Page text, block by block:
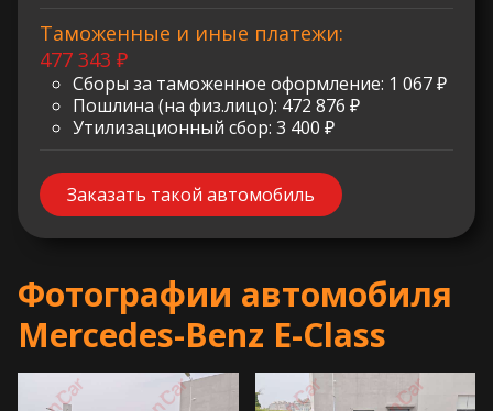
Таможенные и иные платежи:
477 343 ₽
Сборы за таможенное оформление: 1 067 ₽
Пошлина (на физ.лицо): 472 876 ₽
Утилизационный сбор: 3 400 ₽
Заказать такой автомобиль
Фотографии автомобиля
Mercedes-Benz E-Class